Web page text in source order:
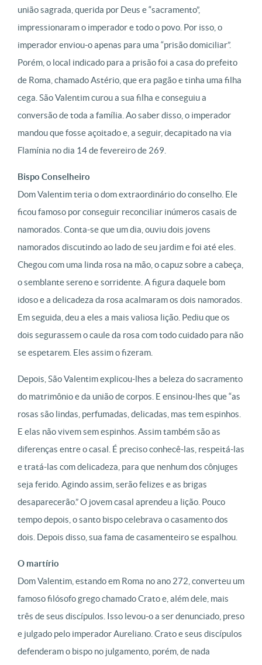
união sagrada, querida por Deus e “sacramento”,
impressionaram o imperador e todo o povo. Por isso, o
imperador enviou-o apenas para uma “prisão domiciliar”.
Porém, o local indicado para a prisão foi a casa do prefeito
de Roma, chamado Astério, que era pagão e tinha uma filha
cega. São Valentim curou a sua filha e conseguiu a
conversão de toda a família. Ao saber disso, o imperador
mandou que fosse açoitado e, a seguir, decapitado na via
Flamínia no dia 14 de fevereiro de 269.
Bispo Conselheiro
Dom Valentim teria o dom extraordinário do conselho. Ele
ficou famoso por conseguir reconciliar inúmeros casais de
namorados. Conta-se que um dia, ouviu dois jovens
namorados discutindo ao lado de seu jardim e foi até eles.
Chegou com uma linda rosa na mão, o capuz sobre a cabeça,
o semblante sereno e sorridente. A figura daquele bom
idoso e a delicadeza da rosa acalmaram os dois namorados.
Em seguida, deu a eles a mais valiosa lição. Pediu que os
dois segurassem o caule da rosa com todo cuidado para não
se espetarem. Eles assim o fizeram.
Depois, São Valentim explicou-lhes a beleza do sacramento
do matrimônio e da união de corpos. E ensinou-lhes que “as
rosas são lindas, perfumadas, delicadas, mas tem espinhos.
E elas não vivem sem espinhos. Assim também são as
diferenças entre o casal. É preciso conhecê-las, respeitá-las
e tratá-las com delicadeza, para que nenhum dos cônjuges
seja ferido. Agindo assim, serão felizes e as brigas
desaparecerão.” O jovem casal aprendeu a lição. Pouco
tempo depois, o santo bispo celebrava o casamento dos
dois. Depois disso, sua fama de casamenteiro se espalhou.
O martírio
Dom Valentim, estando em Roma no ano 272, converteu um
famoso filósofo grego chamado Crato e, além dele, mais
três de seus discípulos. Isso levou-o a ser denunciado, preso
e julgado pelo imperador Aureliano. Crato e seus discípulos
defenderam o bispo no julgamento, porém, de nada